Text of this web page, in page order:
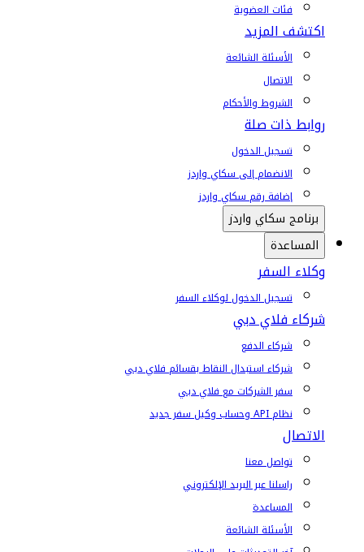
فئات العضوية
اكتشف المزيد
الأسئلة الشائعة
الاتصال
الشروط والأحكام
روابط ذات صلة
تسجيل الدخول
الانضمام إلى سكاي واردز
إضافة رقم سكاي واردز
برنامج سكاي واردز
المساعدة
وكلاء السفر
تسجيل الدخول لوكلاء السفر
شركاء فلاي دبي
شركاء الدفع
شركاء استبدال النقاط بقسائم فلاي دبي
سفر الشركات مع فلاي دبي
نظام API وحساب وكيل سفر جديد
الاتصال
تواصل معنا
راسلنا عبر البريد الإلكتروني
المساعدة
الأسئلة الشائعة